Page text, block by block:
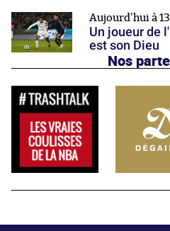
Aujourd'hui à
Un joueur de
est son Dieu
Nos